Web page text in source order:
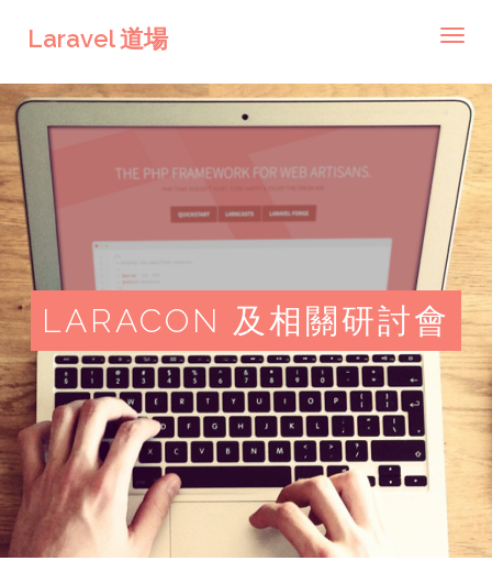
Laravel 道場
LARACON 及相關研討會